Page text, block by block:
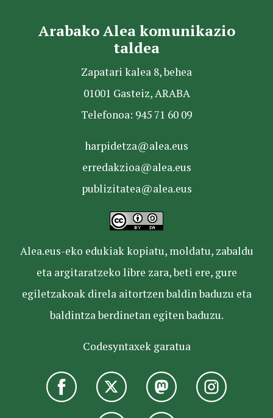
Arabako Alea komunikazio
taldea
Zapatari kalea 8, behea
01001 Gasteiz, ARABA
Telefonoa: 945 71 60 09
harpidetza@alea.eus
erredakzioa@alea.eus
publizitatea@alea.eus
Alea.eus-eko edukiak kopiatu, moldatu, zabaldu
eta argitaratzeko libre zara, beti ere, gure
egiletzakoak direla aitortzen baldin baduzu eta
baldintza berdinetan egiten baduzu.
Codesyntaxek garatua